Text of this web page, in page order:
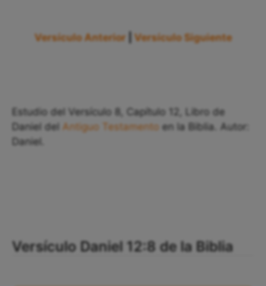
Versículo Anterior Versículo Siguiente
Estudio del Versículo 8, Capítulo 12, Libro de
Daniel del Antiguo Testamento en la Biblia. Autor:
Daniel.
Versículo Daniel 12:8 de la Biblia